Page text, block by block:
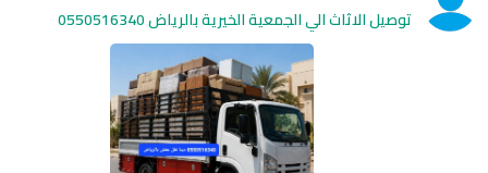
توصيل الاثاث الي الجمعية الخيرية بالرياض 0550516340